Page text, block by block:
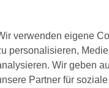
Bad-Cannstatt,
bei
verwenden eigene
personalisieren,
Wir geben
Partner für